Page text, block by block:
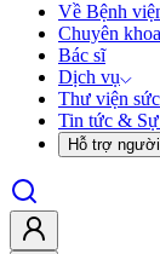
Về Bệnh
Chuyên khoa
Bác sĩ
Dịch vụ
Thư viện
Tin tức &
Hỗ trợ